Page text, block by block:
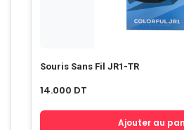
Souris Sans Fil JR1-TR
14.000 DT
Ajouter au